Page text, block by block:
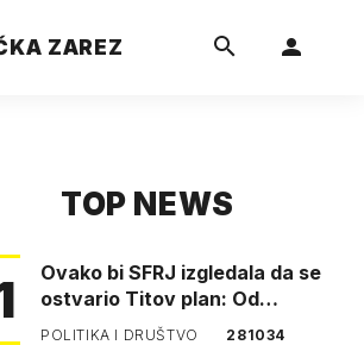
ZAREZ
TOP NEWS
Ovako bi SFRJ izgledala da se
ostvario Titov plan: Od
Klagenfurta do Istanbula!
POLITIKA I DRUŠTVO
281034